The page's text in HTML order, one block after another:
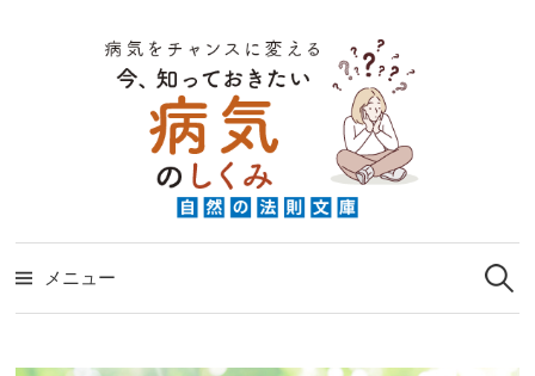
ッ
プ
メニュー
索: